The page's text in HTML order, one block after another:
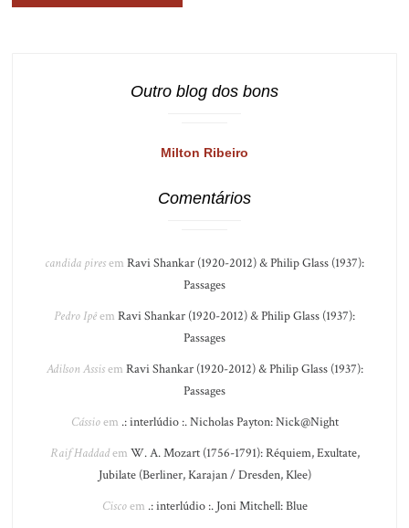
Outro blog dos bons
Milton Ribeiro
Comentários
candida piresem Ravi Shankar (1920-2012) & Philip Glass (1937):
Passages
Pedro Ipêem Ravi Shankar (1920-2012) & Philip Glass (1937):
Passages
Adilson Assisem Ravi Shankar (1920-2012) & Philip Glass (1937):
Passages
Cássioem .: interlúdio :. Nicholas Payton: Nick@Night
Raif Haddadem W. A. Mozart (1756-1791): Réquiem, Exultate,
Jubilate (Berliner, Karajan / Dresden, Klee)
Ciscoem .: interlúdio :. Joni Mitchell: Blue